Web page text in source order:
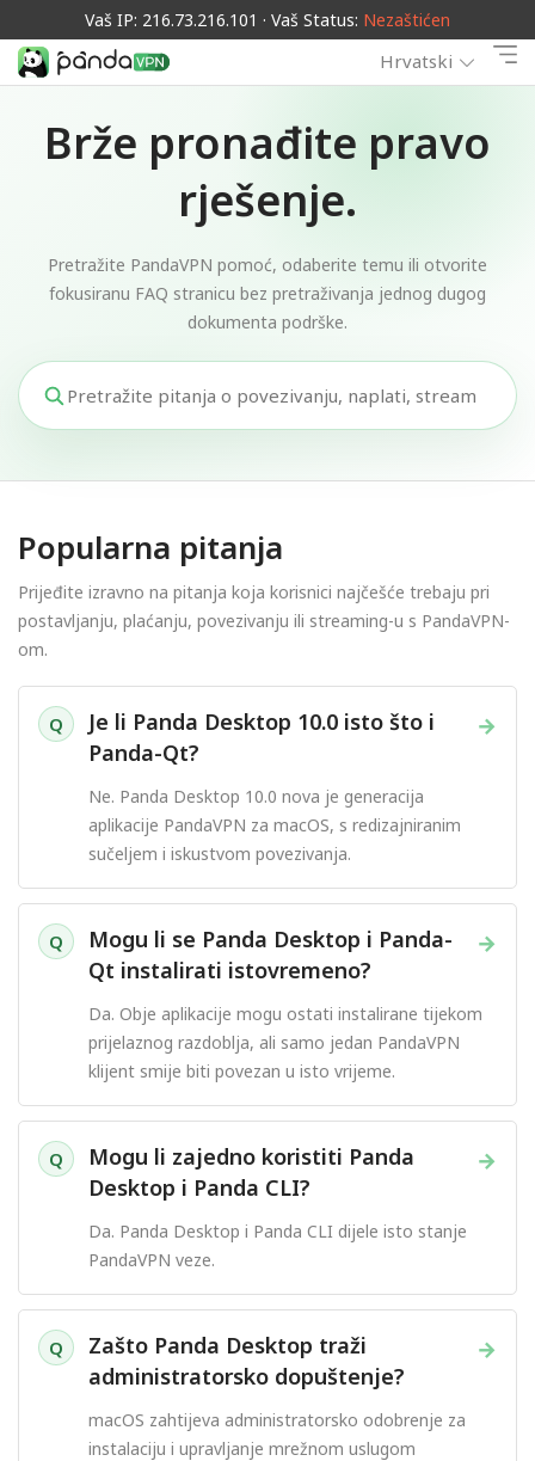
Vaš IP: 216.73.216.101 · Vaš Status: Nezaštićen
Hrvatski
Brže pronađite pravo
rješenje.
Pretražite PandaVPN pomoć, odaberite temu ili otvorite
fokusiranu FAQ stranicu bez pretraživanja jednog dugog
dokumenta podrške.
Popularna pitanja
Prijeđite izravno na pitanja koja korisnici najčešće trebaju pri
postavljanju, plaćanju, povezivanju ili streaming-u s PandaVPN-
om.
Q →
Je li Panda Desktop 10.0 isto što i
Panda-Qt?
Ne. Panda Desktop 10.0 nova je generacija
aplikacije PandaVPN za macOS, s redizajniranim
sučeljem i iskustvom povezivanja.
Q →
Mogu li se Panda Desktop i Panda-
Qt instalirati istovremeno?
Da. Obje aplikacije mogu ostati instalirane tijekom
prijelaznog razdoblja, ali samo jedan PandaVPN
klijent smije biti povezan u isto vrijeme.
Q →
Mogu li zajedno koristiti Panda
Desktop i Panda CLI?
Da. Panda Desktop i Panda CLI dijele isto stanje
PandaVPN veze.
Q →
Zašto Panda Desktop traži
administratorsko dopuštenje?
macOS zahtijeva administratorsko odobrenje za
instalaciju i upravljanje mrežnom uslugom